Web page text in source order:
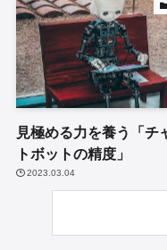
見極める力を養う「チ
トボットの精度」
2023.03.04